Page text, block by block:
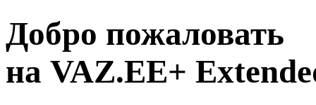
Добро пожаловать
на VAZ.EE+